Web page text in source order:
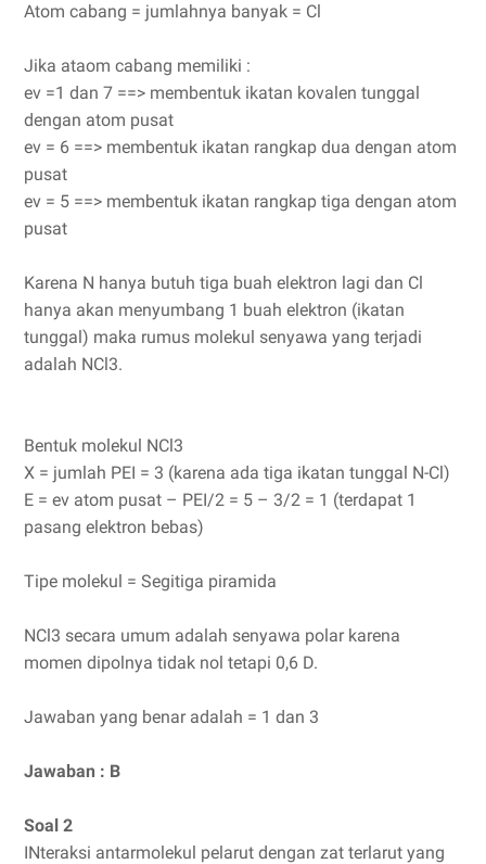
Atom cabang = jumlahnya banyak = Cl
Jika ataom cabang memiliki :
ev =1 dan 7 ==> membentuk ikatan kovalen tunggal
dengan atom pusat
ev = 6 ==> membentuk ikatan rangkap dua dengan atom
pusat
ev = 5 ==> membentuk ikatan rangkap tiga dengan atom
pusat
Karena N hanya butuh tiga buah elektron lagi dan Cl
hanya akan menyumbang 1 buah elektron (ikatan
tunggal) maka rumus molekul senyawa yang terjadi
adalah NCl3.
Bentuk molekul NCl3
X = jumlah PEI = 3 (karena ada tiga ikatan tunggal N-Cl)
E = ev atom pusat – PEI/2 = 5 – 3/2 = 1 (terdapat 1
pasang elektron bebas)
Tipe molekul = Segitiga piramida
NCl3 secara umum adalah senyawa polar karena
momen dipolnya tidak nol tetapi 0,6 D.
Jawaban yang benar adalah = 1 dan 3
Jawaban : B
Soal 2
INteraksi antarmolekul pelarut dengan zat terlarut yang